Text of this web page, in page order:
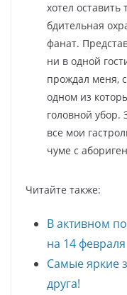
хотел
бдительная
фанат.
ни в одной
прождал меня,
одном из
головной убор.
все мои
чуме с
Читайте также:
В активном
на 14 февраля
Самые яркие
друга!